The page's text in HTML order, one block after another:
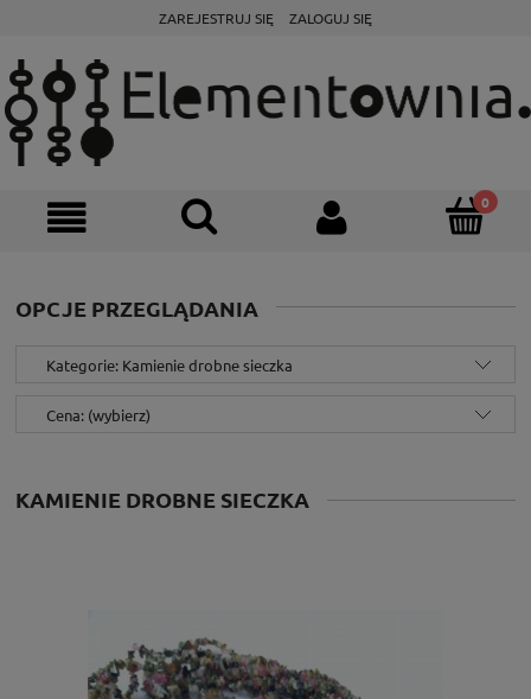
ZAREJESTRUJ SIĘ ZALOGUJ SIĘ
OPCJE PRZEGLĄDANIA
Kategorie: Kamienie drobne sieczka
Cena: (wybierz)
KAMIENIE DROBNE SIECZKA